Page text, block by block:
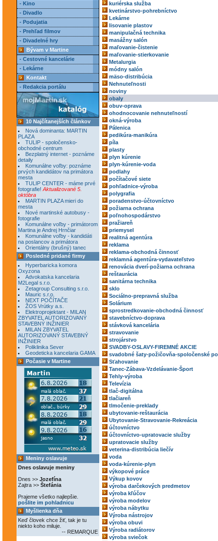
- Kino
- Divadlo
- Podujatia
- Prehľad filmov
- Divadelné hry
Bývam v Martine
- Cestovné kancelárie
- Lekárne
Kontakt
- Redakcia portálu
10 Najčítanejších článkov
Nová dominanta: MARTIN
PLAZA
TULIP - spoločensko-
obchodné centrum
Bezplatný internet - poznáme
detaily
Komunálne voľby: poznáme
prvých kandidátov na primátora
mesta
TULIP CENTER - máme prvé
fotografie! Aktualizované 5.
októbra
MARTIN PLAZA mieri do
mesta
Nové martinské autobusy -
fotografie
Komunálne voľby - primátorom
Martina je Andrej Hrnčiar
Komunálne voľby - kandidáti
na poslancov a primátora
Orientálny (brušný) tanec
Posledné pridané firmy
Hyperbaricka komora
Oxyzona
Advokatska kancelaria
M2Legal s.r.o.
Zetagroup Consulting s.r.o.
Mauric s.r.o.
NEXT POČÍTAČE
ŽOS Vrútky a.s.
Elektroprojektant - MILAN
ZBYVATEL AUTORIZOVANÝ
STAVEBNÝ INŽINIER
MILAN ZBYVATEL
AUTORIZOVANÝ STAVEBNÝ
INŽINIER
Poliklinika Sever
Geodeticka kancelaria GAMA
Počasie v Martine
Meniny oslavuje
Dnes oslavuje meniny
Dnes >> Jozefína
Zajtra >> Štefánia
Prajeme všetko najlepšie.
pošlite im pohladnicu
Myšlienka dňa
Keď človek chce žiť, tak je tu
niekto koho miluje.
-- REMARQUE
kuriérska služba
kvetinárstvo-pohrebníctvo
Lekárne
lisovanie plastov
manipulačná technika
masážny salón
maľovanie-čistenie
maľovanie-stierkovanie
Metalurgia
módny salón
mäso-distribúcia
Nehnuteľnosti
noviny
obaly
obuv-oprava
ohodnocovanie nehnuteľností
okná-výroba
Pálenica
pedikúra-manikúra
píla
plasty
plyn kúrenie
plyn-kúrenie-voda
podlahy
počítačové siete
pohľadnice-výroba
polygrafia
poradenstvo-účtovníctvo
požiarna ochrana
poľnohospodárstvo
pražiareň
priemysel
realitná agentúra
reklama
reklama-obchodná činnosť
reklamná agentúra-vydavateľstvo
renovácia dverí-požiarna ochrana
reštaurácia
sanitárna technika
sklo
Sociálno-prepravná služba
Solárium
sprostredkovanie-obchodná činnosť
stavebníctvo-doprava
stávková kancelária
stravovanie
strojárstvo
SVADBY-OSLAVY-FIREMNÉ AKCIE
svadobné šaty-požičovňa-spoločenské
Sťahovanie
Tanec-Zábava-Vzdelávanie-Šport
Tehly-výroba
Televízia
tlač-digitálna
tlačiareň
tlmočenie-preklady
ubytovanie-reštaurácia
Ubytovanie-Stravovanie-Rekreácia
účtovníctvo
účtovníctvo-upratovacie služby
upratovacie služby
veterina-distribúcia liečív
voda
voda-kúrenie-plyn
výkopové práce
Výkup kovov
výroba darčekových predmetov
výroba kľúčov
výroba modelov
výroba nábytku
Výroba nástrojov
výroba obuvi
Výroba radiátorov
výroba sviečok